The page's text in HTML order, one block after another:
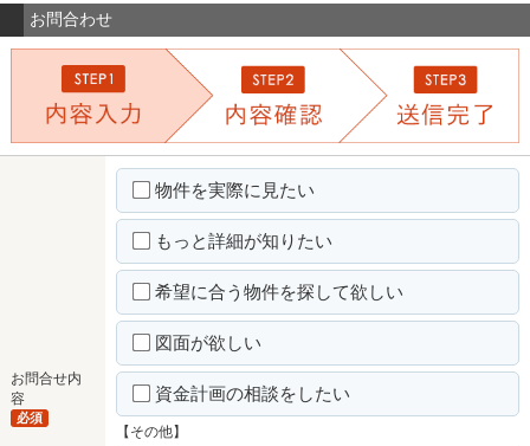
お問合わせ
お問合せ内
容
必須
物件を実際に見たい
もっと詳細が知りたい
希望に合う物件を探して欲しい
図面が欲しい
資金計画の相談をしたい
【その他】